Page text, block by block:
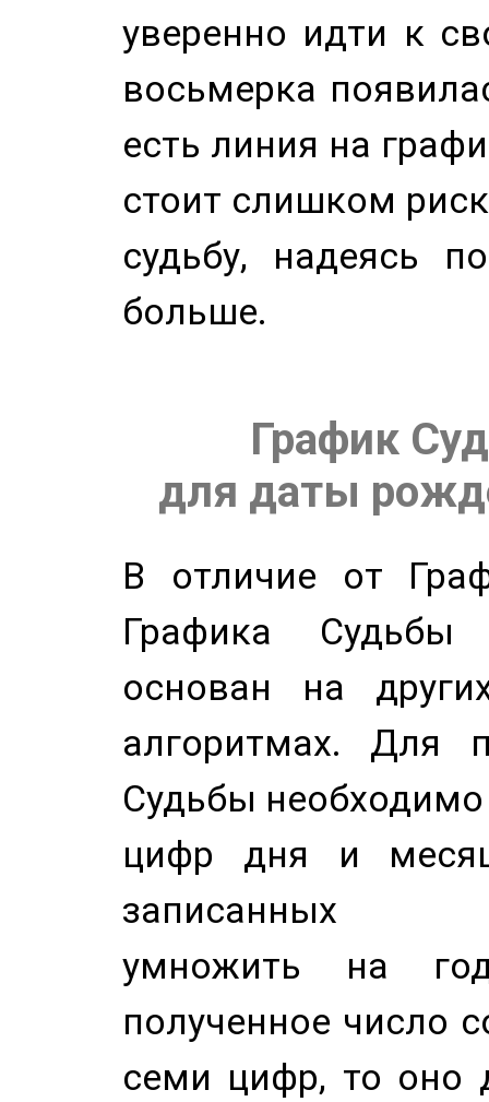
уверенно идти к
восьмерка
есть линия на
стоит слишком
судьбу, надеясь
больше.
График
для даты
В отличие от
Графика
основан на
алгоритмах. Для
Судьбы
цифр дня и
записанных
умножить на
полученное число
семи цифр, то оно